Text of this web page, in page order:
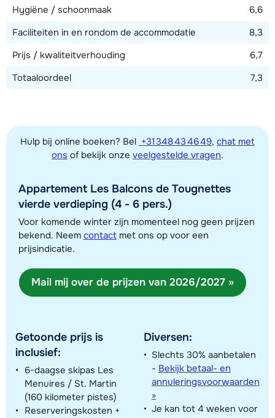
Toon alle accommodaties in dit gebied
Deze kaart geeft een indicatie van de ligging van onze accommodaties. De
exacte locatie kan enigszins afwijken.
Hygiëne / schoonmaak
6,6
Faciliteiten in en rondom de accommodatie
8,3
Prijs / kwaliteitverhouding
6,7
Totaaloordeel
7,3
Hulp bij online boeken? Bel +31 348 43 46 49, chat met
ons of bekijk onze veelgestelde vragen.
Appartement Les Balcons de Tougnettes
vierde verdieping (4 - 6 pers.)
Voor komende winter zijn momenteel nog geen prijzen
bekend. Neem contact met ons op voor een
prijsindicatie.
Mail mij over de prijzen van 2026/2027 »
Getoonde prijs is
inclusief:
6-daagse skipas Les
Menuires / St. Martin
(160 kilometer pistes)
Reserveringskosten +
Diversen:
Slechts 30% aanbetalen
- Bekijk betaal- en
annuleringsvoorwaarden
»
Je kan tot 4 weken voor